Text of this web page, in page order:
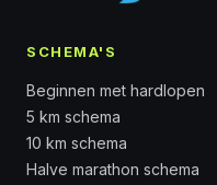
SCHEMA'S
Beginnen met hardlopen
5 km schema
10 km schema
Halve marathon schema